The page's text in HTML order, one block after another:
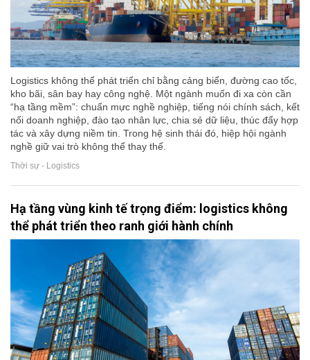
Logistics không thể phát triển chỉ bằng cảng biển, đường cao tốc,
kho bãi, sân bay hay công nghệ. Một ngành muốn đi xa còn cần
“hạ tầng mềm”: chuẩn mực nghề nghiệp, tiếng nói chính sách, kết
nối doanh nghiệp, đào tạo nhân lực, chia sẻ dữ liệu, thúc đẩy hợp
tác và xây dựng niềm tin. Trong hệ sinh thái đó, hiệp hội ngành
nghề giữ vai trò không thể thay thế.
Thời sự - Logistics
Hạ tầng vùng kinh tế trọng điểm: logistics không
thể phát triển theo ranh giới hành chính